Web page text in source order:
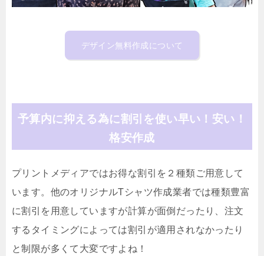
デザイン無料作成について
予算内に抑える為に割引を使い早い！安い！
格安作成
プリントメディアではお得な割引を２種類ご用意して
います。他のオリジナルTシャツ作成業者では種類豊富
に割引を用意していますが計算が面倒だったり、注文
するタイミングによっては割引が適用されなかったり
と制限が多くて大変ですよね！